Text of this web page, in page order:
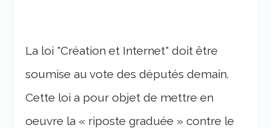
La loi "Création et Internet" doit être
soumise au vote des députés demain.
Cette loi a pour objet de mettre en
oeuvre la « riposte graduée » contre le